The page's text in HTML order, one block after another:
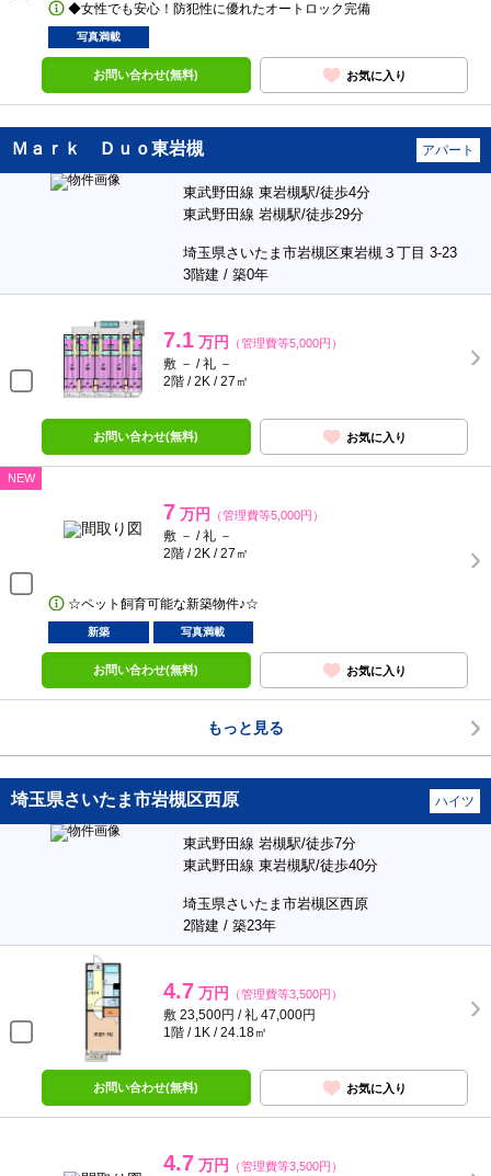
◆女性でも安心！防犯性に優れたオートロック完備
写真満載
お問い合わせ(無料) お気に入り
Ｍａｒｋ Ｄｕｏ東岩槻 アパート
東武野田線 東岩槻駅/徒歩4分
東武野田線 岩槻駅/徒歩29分
埼玉県さいたま市岩槻区東岩槻３丁目 3-23
3階建 / 築0年
7.1 万円 （管理費等5,000円）
敷 － / 礼 －
2階 / 2K / 27㎡
お問い合わせ(無料) お気に入り
NEW
7 万円 （管理費等5,000円）
敷 － / 礼 －
2階 / 2K / 27㎡
☆ペット飼育可能な新築物件♪☆
新築 写真満載
お問い合わせ(無料) お気に入り
もっと見る
埼玉県さいたま市岩槻区西原 ハイツ
東武野田線 岩槻駅/徒歩7分
東武野田線 東岩槻駅/徒歩40分
埼玉県さいたま市岩槻区西原
2階建 / 築23年
4.7 万円 （管理費等3,500円）
敷 23,500円 / 礼 47,000円
1階 / 1K / 24.18㎡
お問い合わせ(無料) お気に入り
4.7 万円 （管理費等3,500円）